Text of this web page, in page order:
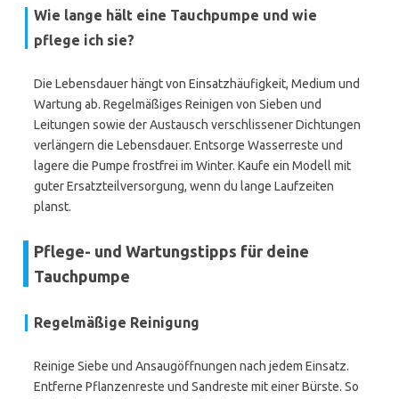
Wie lange hält eine Tauchpumpe und wie
pflege ich sie?
Die Lebensdauer hängt von Einsatzhäufigkeit, Medium und
Wartung ab. Regelmäßiges Reinigen von Sieben und
Leitungen sowie der Austausch verschlissener Dichtungen
verlängern die Lebensdauer. Entsorge Wasserreste und
lagere die Pumpe frostfrei im Winter. Kaufe ein Modell mit
guter Ersatzteilversorgung, wenn du lange Laufzeiten
planst.
Pflege- und Wartungstipps für deine
Tauchpumpe
Regelmäßige Reinigung
Reinige Siebe und Ansaugöffnungen nach jedem Einsatz.
Entferne Pflanzenreste und Sandreste mit einer Bürste. So